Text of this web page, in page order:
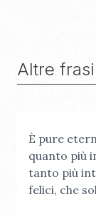
Altre
È pure
quanto più
tanto più
felici, che